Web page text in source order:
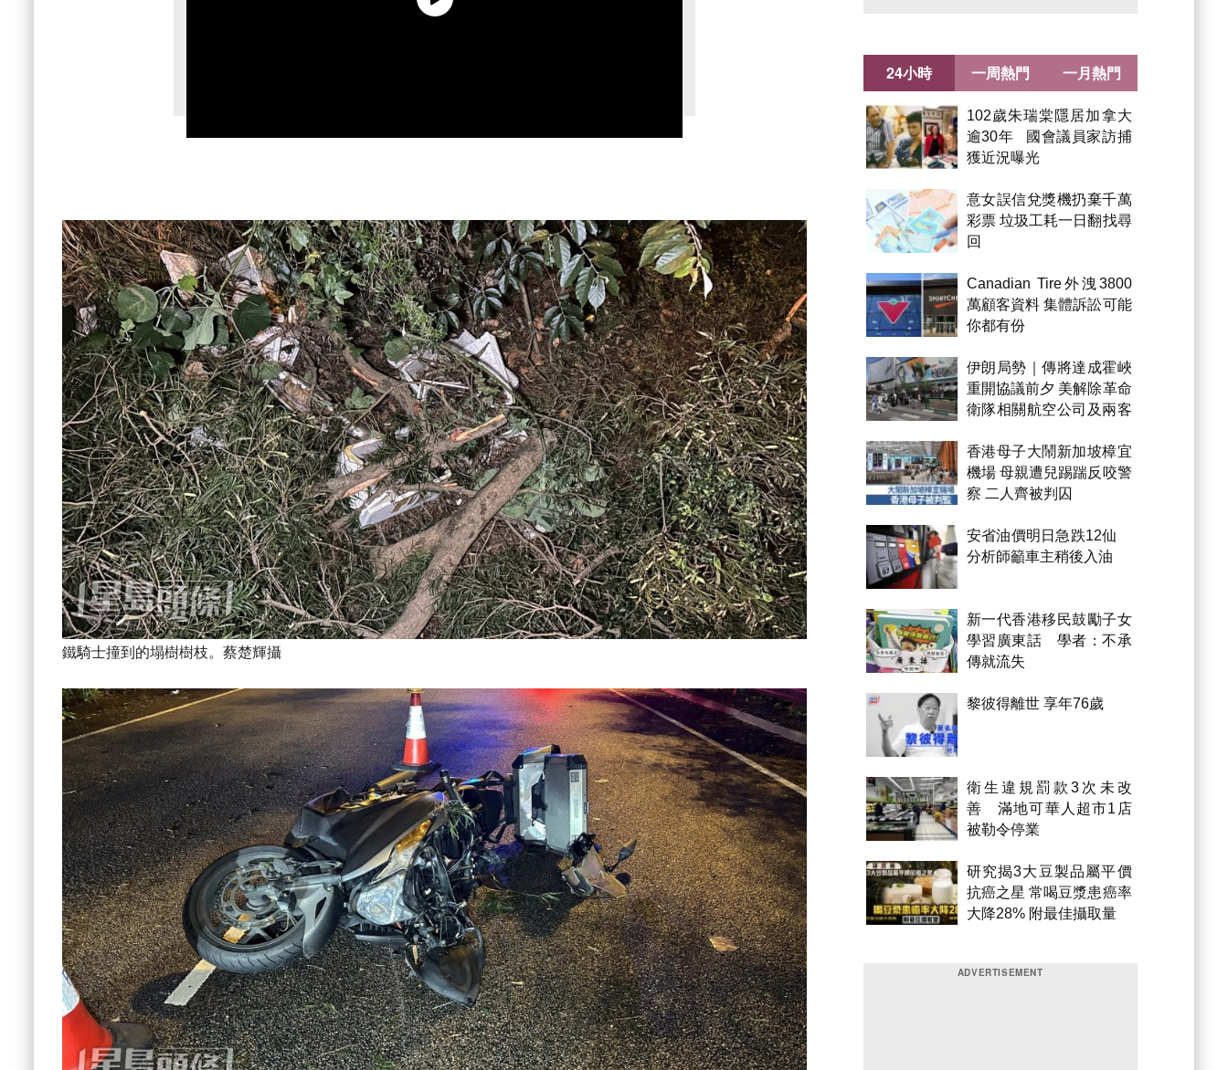
鐵騎士撞到的塌樹樹枝。蔡楚輝攝
24小時
102歲朱瑞棠隱居加拿大
逾30年 國會議員家訪捕
獲近況曝光
意女誤信兌獎機扔棄千萬
彩票 垃圾工耗一日翻找尋
回
Canadian Tire外洩3800
萬顧客資料 集體訴訟可能
你都有份
伊朗局勢｜傳將達成霍峽
重開協議前夕 美解除革命
衛隊相關航空公司及兩客
香港母子大鬧新加坡樟宜
機場 母親遭兒踢踹反咬警
察 二人齊被判囚
安省油價明日急跌12仙
分析師籲車主稍後入油
新一代香港移民鼓勵子女
學習廣東話 學者：不承
傳就流失
黎彼得離世 享年76歲
衛生違規罰款3次未改
善 滿地可華人超市1店
被勒令停業
研究揭3大豆製品屬平價
抗癌之星 常喝豆漿患癌率
大降28% 附最佳攝取量
一周熱門 一月熱門